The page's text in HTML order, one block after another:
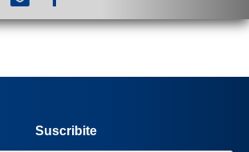
Suscribite